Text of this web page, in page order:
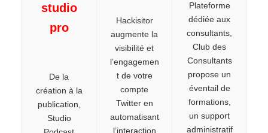
studio
pro
De la
création à la
publication,
Studio
Hackisitor
augmente la
visibilité et
l’engagemen
t de votre
compte
Twitter en
automatisant
l’interaction
Plateforme
dédiée aux
consultants,
Club des
Consultants
propose un
éventail de
formations,
un support
administratif